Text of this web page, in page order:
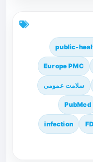
public-
Europe PMC
سلامت عمومی
PubMed
infection